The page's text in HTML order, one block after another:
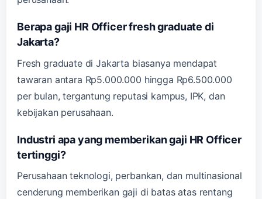
Berapa gaji HR Officer fresh graduate di
Jakarta?
Fresh graduate di Jakarta biasanya mendapat
tawaran antara Rp5.000.000 hingga Rp6.500.000
per bulan, tergantung reputasi kampus, IPK, dan
kebijakan perusahaan.
Industri apa yang memberikan gaji HR Officer
tertinggi?
Perusahaan teknologi, perbankan, dan multinasional
cenderung memberikan gaji di batas atas rentang